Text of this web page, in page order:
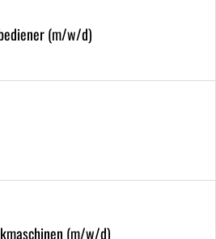
(m/w/d)
(m/w/d)